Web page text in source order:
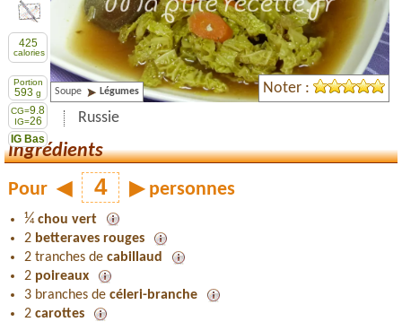
Partager cette recette
425
calories
Portion
593 g
CG=9.8
IG=26
IG Bas
Soupe Légumes
Russie
Noter :
Ingrédients
Pour ◀ ▶ personnes
¼ chou vert
2 betteraves rouges
2 tranches de cabillaud
2 poireaux
3 branches de céleri-branche
2 carottes